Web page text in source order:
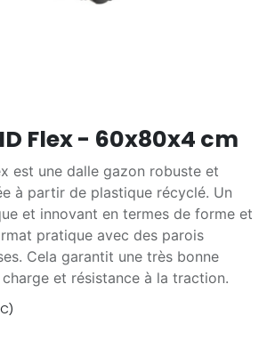
Flex - 60x80x4 cm
est une dalle gazon robuste et
à partir de plastique récyclé. Un
et innovant en termes de forme et
pratique avec des parois
Cela garantit une très bonne
et résistance à la traction.